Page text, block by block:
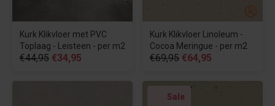
Kurk Klikvloer met PVC
Toplaag - Leisteen - per m2
€44,95 €34,95
Kurk Klikvloer Linoleum -
Cocoa Meringue - per m2
€69,95 €64,95
Sale